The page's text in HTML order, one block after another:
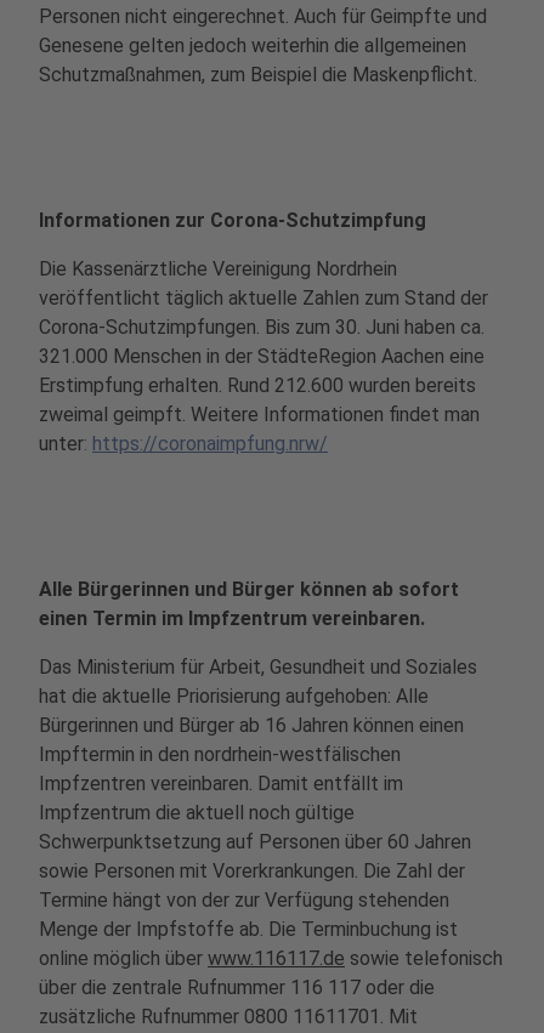
Personen nicht eingerechnet. Auch für Geimpfte und
Genesene gelten jedoch weiterhin die allgemeinen
Schutzmaßnahmen, zum Beispiel die Maskenpflicht.
Informationen zur Corona-Schutzimpfung
Die Kassenärztliche Vereinigung Nordrhein
veröffentlicht täglich aktuelle Zahlen zum Stand der
Corona-Schutzimpfungen. Bis zum 30. Juni haben ca.
321.000 Menschen in der StädteRegion Aachen eine
Erstimpfung erhalten. Rund 212.600 wurden bereits
zweimal geimpft. Weitere Informationen findet man
unter: https://coronaimpfung.nrw/
Alle Bürgerinnen und Bürger können ab sofort
einen Termin im Impfzentrum vereinbaren.
Das Ministerium für Arbeit, Gesundheit und Soziales
hat die aktuelle Priorisierung aufgehoben: Alle
Bürgerinnen und Bürger ab 16 Jahren können einen
Impftermin in den nordrhein-westfälischen
Impfzentren vereinbaren. Damit entfällt im
Impfzentrum die aktuell noch gültige
Schwerpunktsetzung auf Personen über 60 Jahren
sowie Personen mit Vorerkrankungen. Die Zahl der
Termine hängt von der zur Verfügung stehenden
Menge der Impfstoffe ab. Die Terminbuchung ist
online möglich über www.116117.de sowie telefonisch
über die zentrale Rufnummer 116 117 oder die
zusätzliche Rufnummer 0800 11611701. Mit